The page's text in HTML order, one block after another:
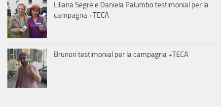
Liliana Segre e Daniela Palumbo testimonial per la
campagna +TECA
Brunori testimonial per la campagna +TECA